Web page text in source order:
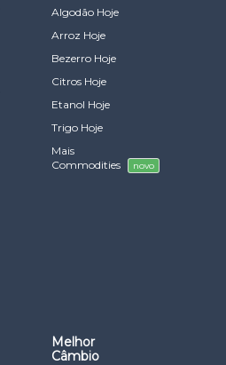
Algodão Hoje
Arroz Hoje
Bezerro Hoje
Citros Hoje
Etanol Hoje
Trigo Hoje
Mais
Commodities
novo
Melhor
Câmbio